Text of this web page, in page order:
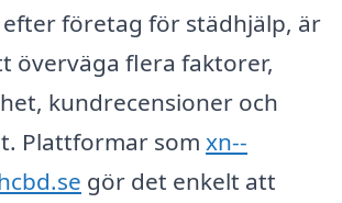
företag för städhjälp, är
överväga flera faktorer,
kundrecensioner och
Plattformar som xn--
gör det enkelt att